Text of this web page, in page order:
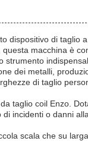
di
macchina è
dei metalli,
di taglio
taglio coil Enzo.
incidenti o danni
scala che su